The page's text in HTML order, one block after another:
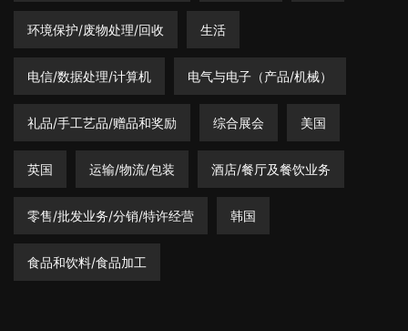
环境保护/废物处理/回收 生活
电信/数据处理/计算机 电气与电子（产品/机械）
礼品/手工艺品/赠品和奖励 综合展会 美国
英国 运输/物流/包装 酒店/餐厅及餐饮业务
零售/批发业务/分销/特许经营 韩国
食品和饮料/食品加工